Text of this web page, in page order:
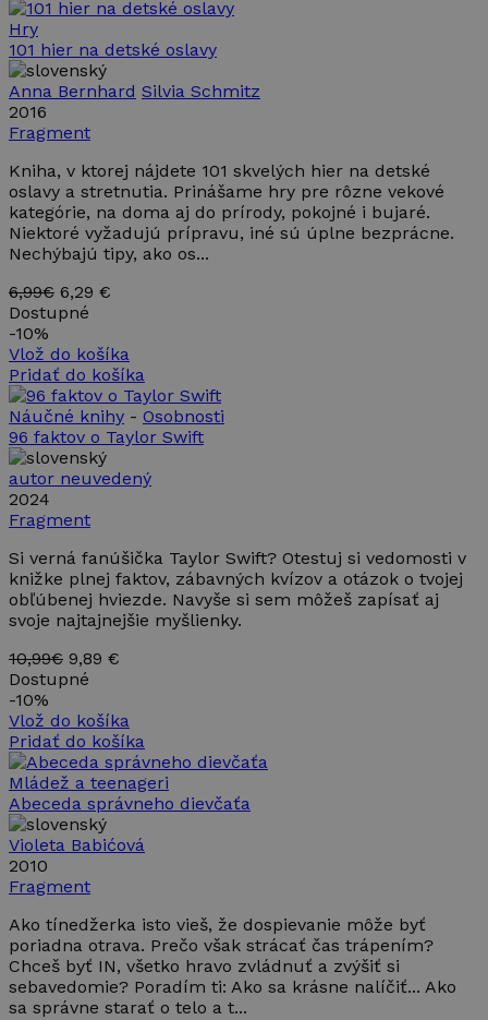
Hry
101 hier na detské oslavy
Anna Bernhard Silvia Schmitz
2016
Fragment
Kniha, v ktorej nájdete 101 skvelých hier na detské
oslavy a stretnutia. Prinášame hry pre rôzne vekové
kategórie, na doma aj do prírody, pokojné i bujaré.
Niektoré vyžadujú prípravu, iné sú úplne bezprácne.
Nechýbajú tipy, ako os...
6,99€ 6,29 €
Dostupné
-10%
Vlož do košíka
Pridať do košíka
Náučné knihy - Osobnosti
96 faktov o Taylor Swift
autor neuvedený
2024
Fragment
Si verná fanúšička Taylor Swift? Otestuj si vedomosti v
knižke plnej faktov, zábavných kvízov a otázok o tvojej
obľúbenej hviezde. Navyše si sem môžeš zapísať aj
svoje najtajnejšie myšlienky.
10,99€ 9,89 €
Dostupné
-10%
Vlož do košíka
Pridať do košíka
Mládež a teenageri
Abeceda správneho dievčaťa
Violeta Babićová
2010
Fragment
Ako tínedžerka isto vieš, že dospievanie môže byť
poriadna otrava. Prečo však strácať čas trápením?
Chceš byť IN, všetko hravo zvládnuť a zvýšiť si
sebavedomie? Poradím ti: Ako sa krásne nalíčiť... Ako
sa správne starať o telo a t...